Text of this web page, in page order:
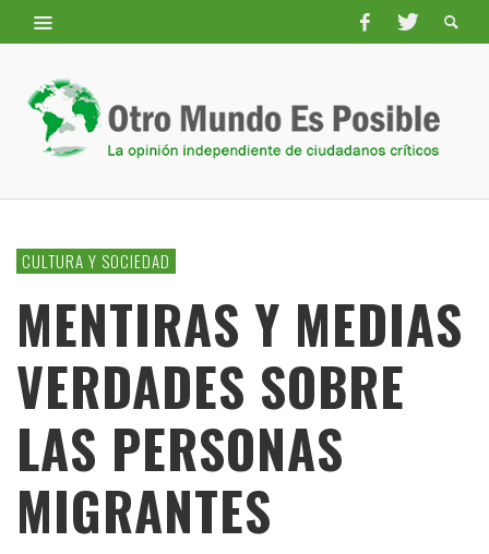
CULTURA Y SOCIEDAD
MENTIRAS Y MEDIAS
VERDADES SOBRE
LAS PERSONAS
MIGRANTES